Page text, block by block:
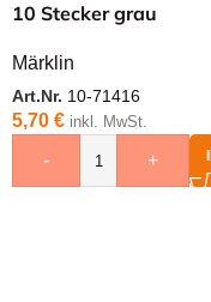
10 Stecker grau
Märklin
Art.Nr. 10-71416
5,70 € inkl. MwSt.
- +